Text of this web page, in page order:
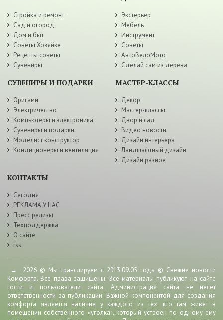
Стройка и ремонт
Сад и огород
Дом и быт
Советы Хозяйке
Рецепты советы
Сувениры
Экстерьер
Мебель
Инструмент
Советы
АвтоВелоМото
Сделай сам из дерева
СУВЕНИРЫ И ПОДАРКИ
Оригами
Электричество
Компьютеры и электроника
Сувениры и подарки
Моделист конструктор
Кондиционеры и вентиляция
МАСТЕР-КЛАССЫ
Декор
Мастер-классы
Двор и сад
Видео новости
Дизайн интерьера
Ландшафтный дизайн
Дизайн разное
КОНТАКТЫ
Сегодня
РЕКЛАМА У НАС
Пресс релизы
Техподдержка
О сайте
rss
→ 2026 © Мы транслируем с 2013.09.05 года © Свежие новости
Комфорта. Все права защищены. Все материалы публикуют на сайте
гости и пользователи сайта. Администрация сайта не несет
ответственности за публикации. Важной компонентой для создания
комфорта является наличие у каждого из тех, кто там живет в
помещении собственного «уголка», который устроен по одному ему